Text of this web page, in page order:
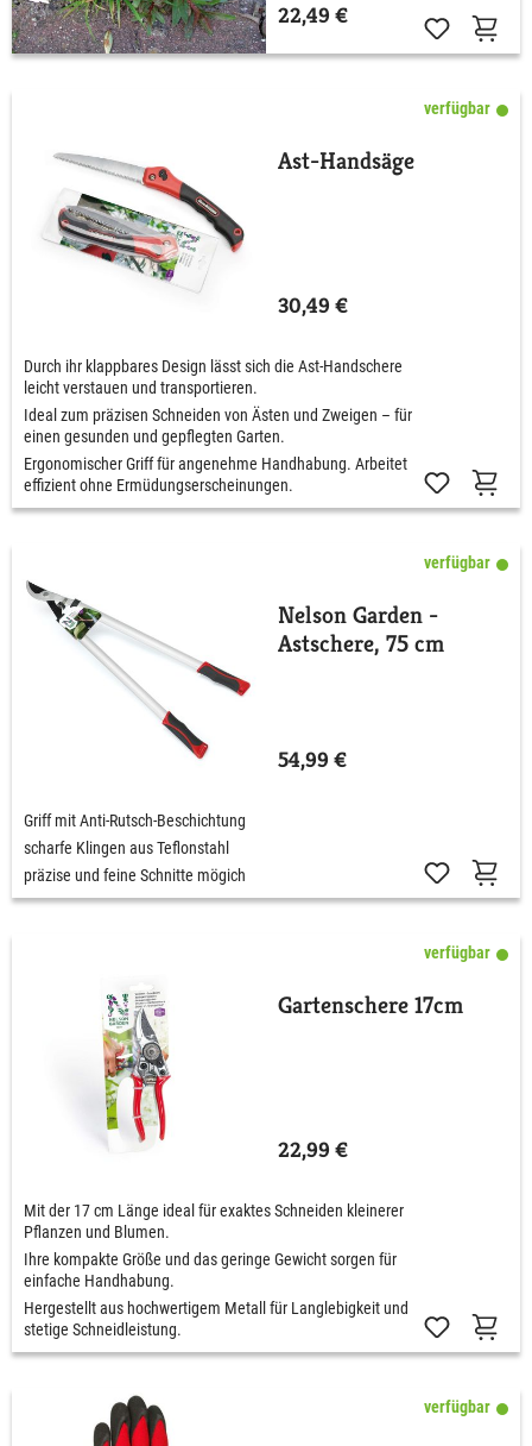
22,49 €
verfügbar
Ast-Handsäge
30,49 €
Durch ihr klappbares Design lässt sich die Ast-Handschere
leicht verstauen und transportieren.
Ideal zum präzisen Schneiden von Ästen und Zweigen – für
einen gesunden und gepflegten Garten.
Ergonomischer Griff für angenehme Handhabung. Arbeitet
effizient ohne Ermüdungserscheinungen.
verfügbar
Nelson Garden -
Astschere, 75 cm
54,99 €
Griff mit Anti-Rutsch-Beschichtung
scharfe Klingen aus Teflonstahl
präzise und feine Schnitte mögich
verfügbar
Gartenschere 17cm
22,99 €
Mit der 17 cm Länge ideal für exaktes Schneiden kleinerer
Pflanzen und Blumen.
Ihre kompakte Größe und das geringe Gewicht sorgen für
einfache Handhabung.
Hergestellt aus hochwertigem Metall für Langlebigkeit und
stetige Schneidleistung.
verfügbar